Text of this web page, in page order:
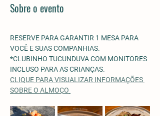
Sobre o evento
RESERVE PARA GARANTIR 1 MESA PARA
VOCÊ E SUAS COMPANHIAS.
*CLUBINHO TUCUNDUVA COM MONITORES
INCLUSO PARA AS CRIANÇAS.
CLIQUE PARA VISUALIZAR INFORMAÇÕES
SOBRE O ALMOÇO